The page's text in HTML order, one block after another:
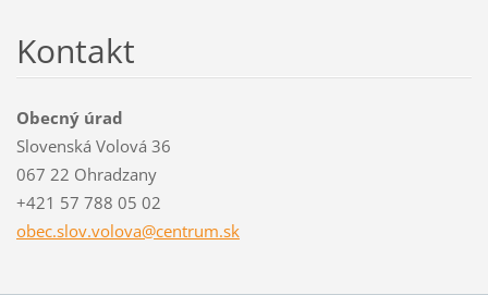
Kontakt
Obecný úrad
Slovenská Volová 36
067 22 Ohradzany
+421 57 788 05 02
obec.slov.volova@centrum.sk